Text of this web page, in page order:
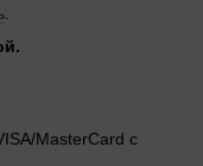
MasterCard с